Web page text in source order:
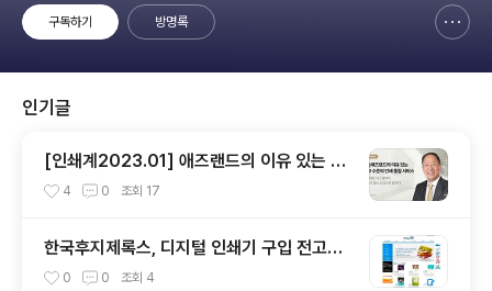
구독하기 방명록
인기글
[인쇄계2023.01] 애즈랜드의 이유 있는 최
고 수준의 인쇄 품질 서비스 고도화된 시스템
4 0 조회 17
한국후지제록스, 디지털 인쇄기 구입 전고객
에 책표지 편집 솔루션 제공
0 0 조회 4